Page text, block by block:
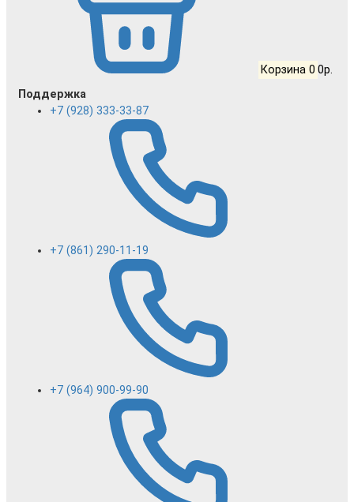
Корзина 0 0р.
Поддержка
+7 (928) 333-33-87
+7 (861) 290-11-19
+7 (964) 900-99-90